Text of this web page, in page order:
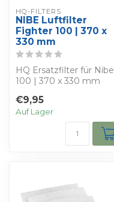
HQ-FILTERS
NIBE Luftfilter
Fighter 100 | 370 x
330 mm
HQ Ersatzfilter für Nibe
100 | 370 x 330 mm
Filter, di...
€9,95
Auf Lager